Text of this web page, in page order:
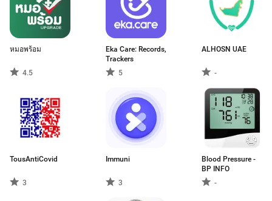
หมอพร้อม
4.5
Eka Care: Records,
Trackers
5
ALHOSN UAE
-
TousAntiCovid
3
Immuni
3
Blood Pressure -
BP INFO
-